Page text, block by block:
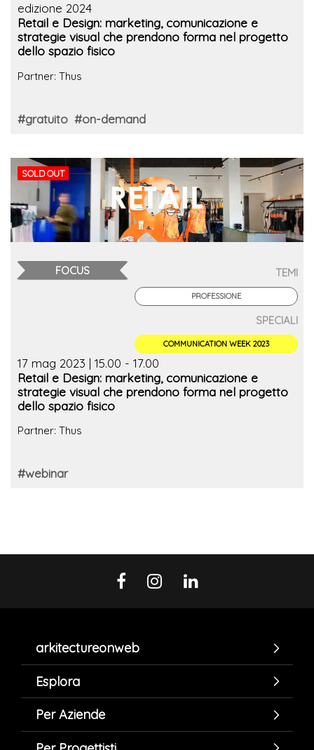
edizione 2024
Retail e Design: marketing, comunicazione e
strategie visual che prendono forma nel progetto
dello spazio fisico
Partner: Thus
#gratuito #on-demand
SOLD OUT
FOCUS TEMI
PROFESSIONE
SPECIALI
COMMUNICATION WEEK 2023
17 mag 2023 | 15.00 - 17.00
Retail e Design: marketing, comunicazione e
strategie visual che prendono forma nel progetto
dello spazio fisico
Partner: Thus
#webinar
arkitectureonweb
Esplora
Per Aziende